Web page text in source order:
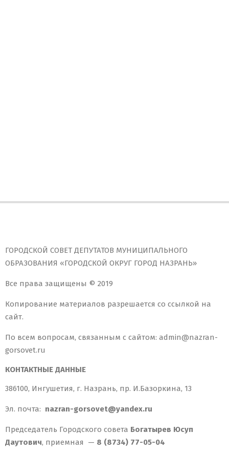
ГОРОДСКОЙ СОВЕТ ДЕПУТАТОВ МУНИЦИПАЛЬНОГО
ОБРАЗОВАНИЯ «ГОРОДСКОЙ ОКРУГ ГОРОД НАЗРАНЬ»
Все права защищены © 2019
Копирование материалов разрешается со ссылкой на
сайт.
По всем вопросам, связанным с сайтом: admin@nazran-
gorsovet.ru
КОНТАКТНЫЕ ДАННЫЕ
386100, Ингушетия, г. Назрань, пр. И.Базоркина, 13
Эл. почта: nazran-gorsovet@yandex.ru
Председатель Городского совета Богатырев Юсуп
Даутович, приемная — 8 (8734) 77-05-04